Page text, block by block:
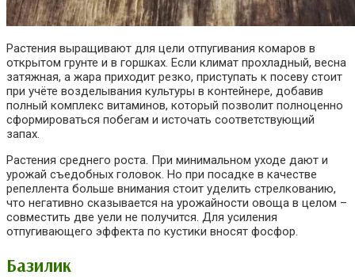
Растения выращивают для цели отпугивания комаров в
открытом грунте и в горшках. Если климат прохладный, весна
затяжная, а жара приходит резко, приступать к посеву стоит
при учёте возделывания культуры в контейнере, добавив
полный комплекс витаминов, который позволит полноценно
сформироваться побегам и источать соответствующий
запах.
Растения среднего роста. При минимальном уходе дают и
урожай съедобных головок. Но при посадке в качестве
репеллента больше внимания стоит уделить стрелкованию,
что негативно сказывается на урожайности овоща в целом –
совместить две уели не получится. Для усиления
отпугивающего эффекта по кустики вносят фосфор.
Базилик